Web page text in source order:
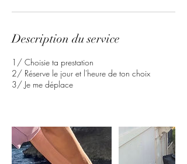
Description du service
1/ Choisie ta prestation
2/ Réserve le jour et l'heure de ton choix
3/ Je me déplace